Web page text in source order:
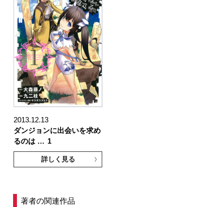
2013.12.13
ダンジョンに出会いを求め
るのは … 1
詳しく見る
著者の関連作品